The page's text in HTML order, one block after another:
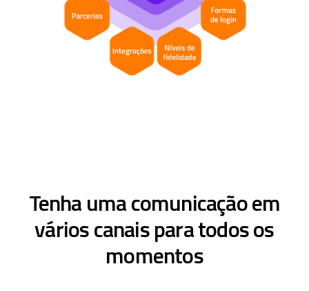
Tenha uma comunicação em
vários canais para todos os
momentos